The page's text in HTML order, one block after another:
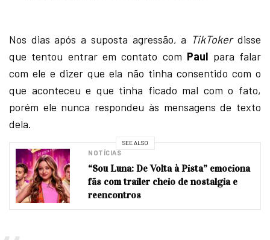
Nos dias após a suposta agressão, a TikTokerdisse
que tentou entrar em contato com Paul para falar
com ele e dizer que ela não tinha consentido com o
que aconteceu e que tinha ficado mal com o fato,
porém ele nunca respondeu às mensagens de texto
dela.
SEE ALSO
NOTÍCIAS
“Sou Luna: De Volta à Pista” emociona
fãs com trailer cheio de nostalgia e
reencontros